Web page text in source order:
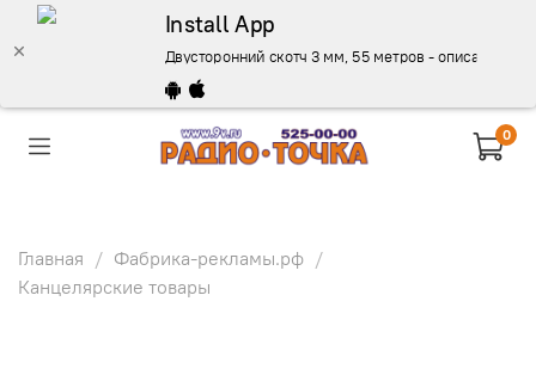
Install App
Двусторонний скотч 3 мм, 55 метров - описание,
0
Главная
Фабрика-рекламы.рф
Канцелярские товары